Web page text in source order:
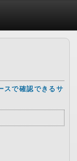
スで確認できるサ